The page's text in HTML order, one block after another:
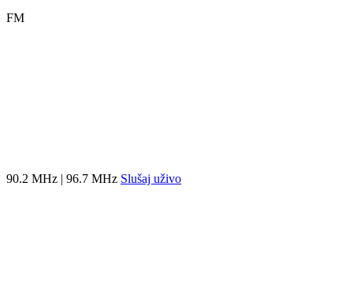
FM
90.2 MHz | 96.7 MHz Slušaj uživo